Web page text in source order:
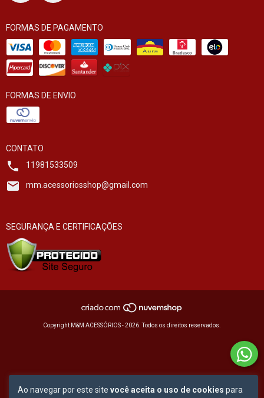
Ao navegar por este site você aceita o uso de cookies para
FORMAS DE PAGAMENTO
FORMAS DE ENVIO
CONTATO
11981533509
mm.acessoriosshop@gmail.com
SEGURANÇA E CERTIFICAÇÕES
Copyright M&M ACESSÓRIOS - 2026. Todos os direitos reservados.